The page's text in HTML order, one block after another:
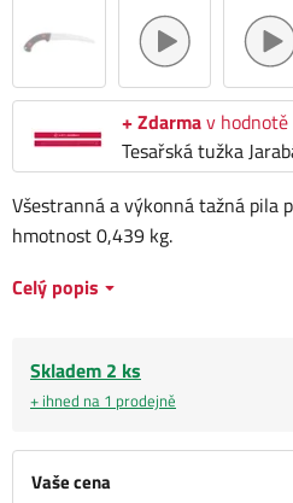
+ Zdarmav hodnotě
Tesařská tužka
Vaše cena
Všestranná a výkonná tažná pila
hmotnost 0,439 kg.
Celý popis
Skladem 2 ks
+ ihned na 1 prodejně